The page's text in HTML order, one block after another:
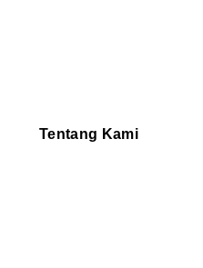
Tentang Kami